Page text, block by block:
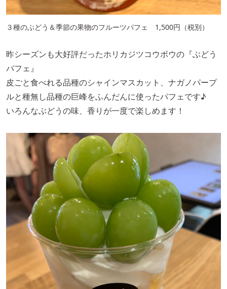
３種のぶどう＆季節の果物のフルーツパフェ 1,500円（税別）
昨シーズンも大好評だったホリカジツコウボウの『ぶどう
パフェ』
皮ごと食べれる品種のシャインマスカット、ナガノパープ
ルと種無し品種の巨峰をふんだんに使ったパフェです♪
いろんなぶどうの味、香りが一度で楽しめます！